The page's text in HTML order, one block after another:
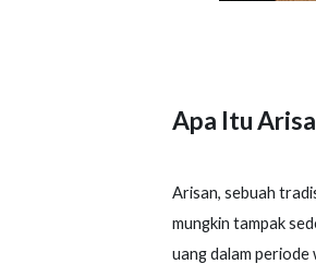
Apa Itu
Arisan, sebuah
mungkin tampak
uang dalam